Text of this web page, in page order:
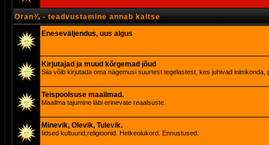
Oran¾ - teadvustamine annab kaitse
Eneseväljendus, uus algus
Kirjutajad ja muud kõrgemad jõud
Siia võib kirjutada oma nägemusi suurtest tegelastest, kes juhivad inimkonda,
Teispoolsuse maailmad.
Maailma tajumine läbi erinevate reaalsuste.
Minevik, Olevik, Tulevik.
Iidsed kultuurid,religioonid. Hetkeolukord. Ennustused.